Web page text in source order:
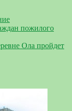
пожилого
Ола пройдет